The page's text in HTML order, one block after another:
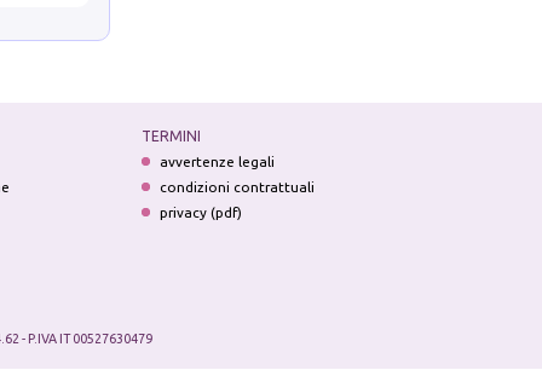
TERMINI
avvertenze legali
condizioni contrattuali
privacy (pdf)
- P.IVA IT 00527630479